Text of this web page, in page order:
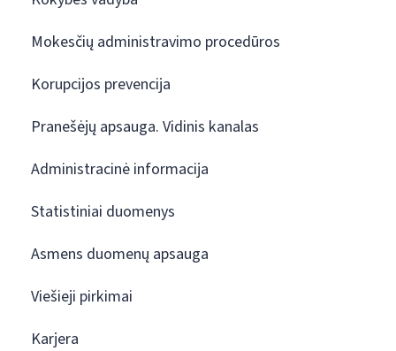
Mokesčių administravimo procedūros
Korupcijos prevencija
Pranešėjų apsauga. Vidinis kanalas
Administracinė informacija
Statistiniai duomenys
Asmens duomenų apsauga
Viešieji pirkimai
Karjera